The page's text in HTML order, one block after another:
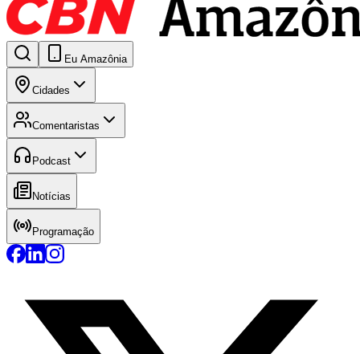
Eu Amazônia
Cidades
Comentaristas
Podcast
Notícias
Programação